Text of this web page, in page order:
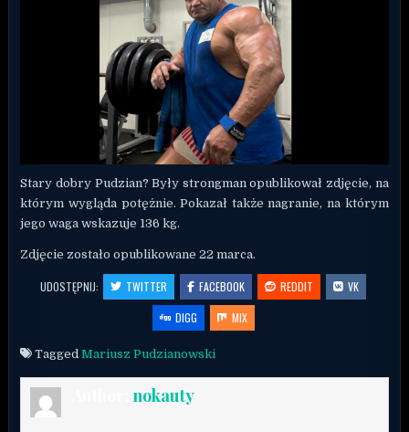
Stary dobry Pudzian? Były strongman opublikował zdjęcie, na
którym wygląda potężnie. Pokazał także nagranie, na którym
jego waga wskazuje 136 kg.
Zdjęcie zostało opublikowane 22 marca.
UDOSTĘPNIJ: TWITTER FACEBOOK REDDIT
VK
DIGG
MIX
TaggedMariusz Pudzianowski
nokauty